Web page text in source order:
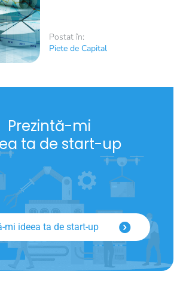
Postat în:
Piete de Capital
Prezintă-mi
ta de start-up
mi ideea ta de start-up